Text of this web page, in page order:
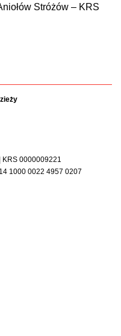
Stróżów – KRS
KRS 0000009221
1000 0022 4957 0207